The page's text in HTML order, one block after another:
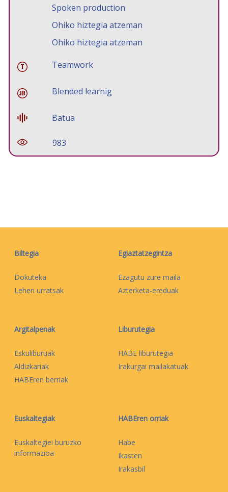
Spoken production
Ohiko hiztegia atzeman
Ohiko hiztegia atzeman
Teamwork
Blended learnig
Batua
983
Biltegia
Dokuteka
Lehen urratsak
Egiaztatzegintza
Ezagutu zure maila
Azterketa-ereduak
Argitalpenak
Eskuliburuak
Aldizkariak
HABEren berriak
Liburutegia
HABE liburutegia
Irakurgai mailakatuak
Euskaltegiak
Euskaltegiei buruzko
informazioa
HABEren orriak
Habe
Ikasten
Irakasbil